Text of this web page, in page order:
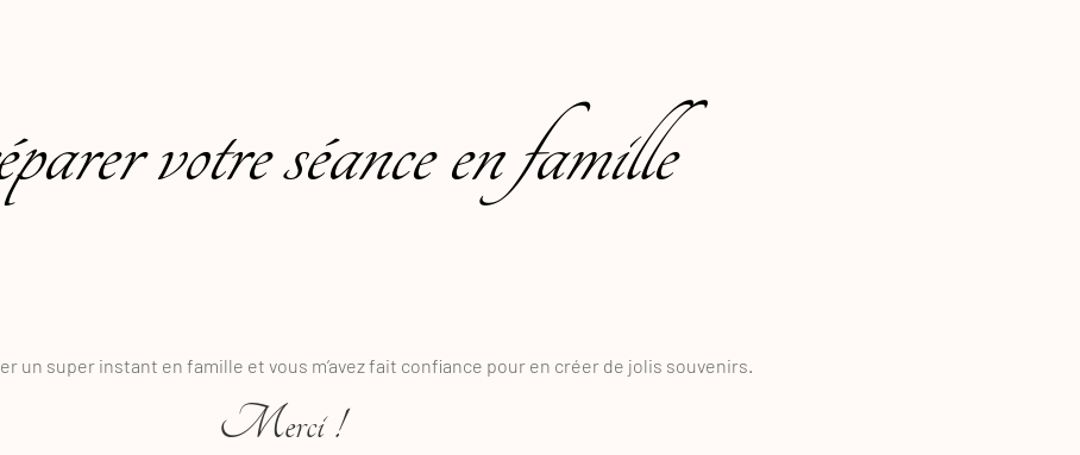
votre séance en famille
un super instant en famille et vous m’avez fait confiance pour en créer de jolis souvenirs.
Merci !